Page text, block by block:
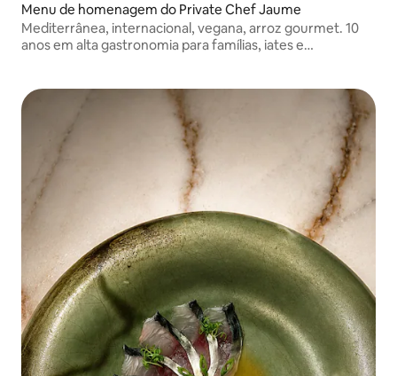
Menu de homenagem do Private Chef Jaume
Mediterrânea, internacional, vegana, arroz gourmet. 10
anos em alta gastronomia para famílias, iates e